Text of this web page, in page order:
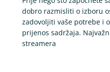
dobro razmisliti o izboru
zadovoljiti vaše potrebe i
prijenos sadržaja.
streamera